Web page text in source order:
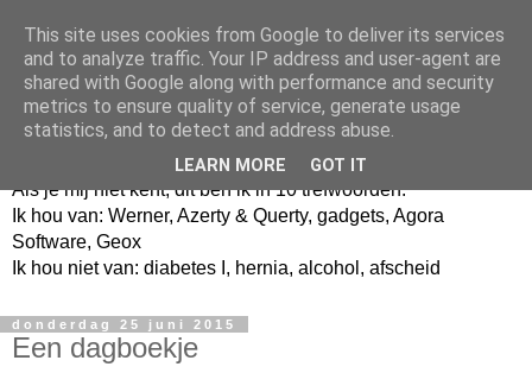
Jangeox' blog
Als je mij niet kent, dit ben ik in 10 trefwoorden.
Ik hou van: Werner, Azerty & Querty, gadgets, Agora
Software, Geox
Ik hou niet van: diabetes I, hernia, alcohol, afscheid
donderdag 25 juni 2015
Een dagboekje
This site uses cookies from Google to deliver its services
and to analyze traffic. Your IP address and user-agent are
shared with Google along with performance and security
metrics to ensure quality of service, generate usage
statistics, and to detect and address abuse.
LEARN MORE GOT IT